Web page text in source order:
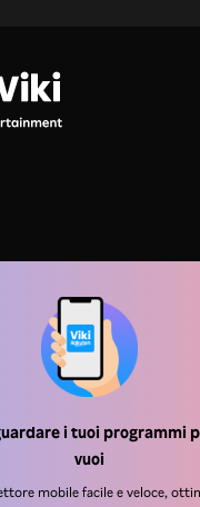
i tuoi programmi
vuoi
mobile facile e veloce,